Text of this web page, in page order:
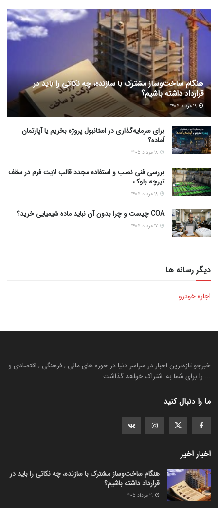
هنگام ساخت‌وساز مشترک با سازنده، چه نکاتی را باید در
قرارداد داشته باشیم؟
برای سرمایه‌گذاری در استانبول پروژه بخریم یا آپارتمان
آماده؟
بررسی فنی نصب و استفاده مجدد قالب لایت فرم در سقف
تیرچه بلوک
COA چیست و چرا بدون آن نباید ماده شیمیایی خرید؟
دیگر رسانه ها
اجاره خودرو
خبرجو تازه‌ترین اخبار در سراسر دنیا در حوره های مالی , فرهنگی , اقتصادی و
... را برای شما به اشتراک خواهد گذاشت.
ما را دنبال کنید
اخبار اخیر
هنگام ساخت‌وساز مشترک با سازنده، چه نکاتی را باید در
قرارداد داشته باشیم؟